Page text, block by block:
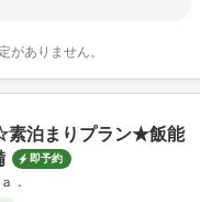
がありません。
素泊まりプラン★飯能
即予約
．